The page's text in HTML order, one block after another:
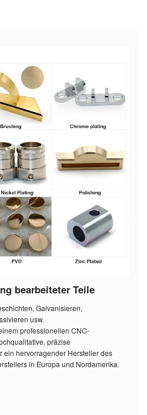
bearbeiteter Teile
Galvanisieren,
usw.
professionellen CNC-
präzise
ein hervorragender Hersteller des
in Europa und Nordamerika.